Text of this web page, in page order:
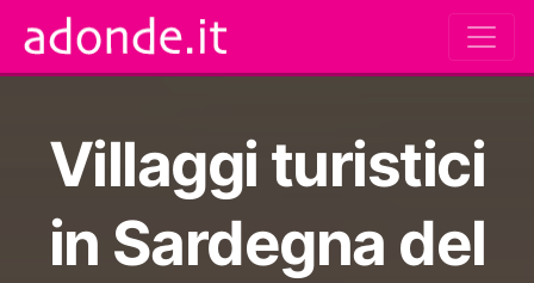
Villaggi turistici
in Sardegna del